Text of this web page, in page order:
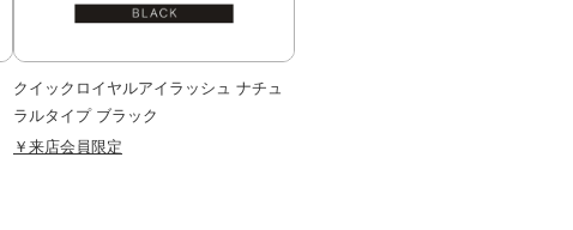
クイックロイヤルアイラッシュ ナチュ
ラルタイプ ブラック
￥来店会員限定